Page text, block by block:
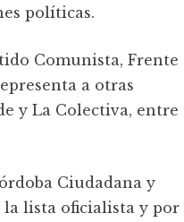
políticas.
Comunista, Frente
a otras
y La Colectiva, entre
Ciudadana y
la lista oficialista y por